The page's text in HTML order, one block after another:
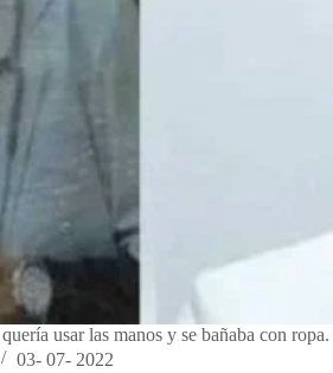
usar las manos y se bañaba con ropa.
03- 07- 2022